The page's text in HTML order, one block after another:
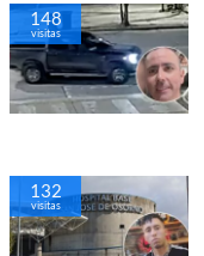
148
visitas
132
visitas